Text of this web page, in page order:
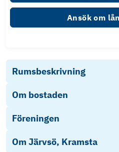
Ansök om
Rumsbeskrivning
Om bostaden
Föreningen
Om Järvsö, Kramsta